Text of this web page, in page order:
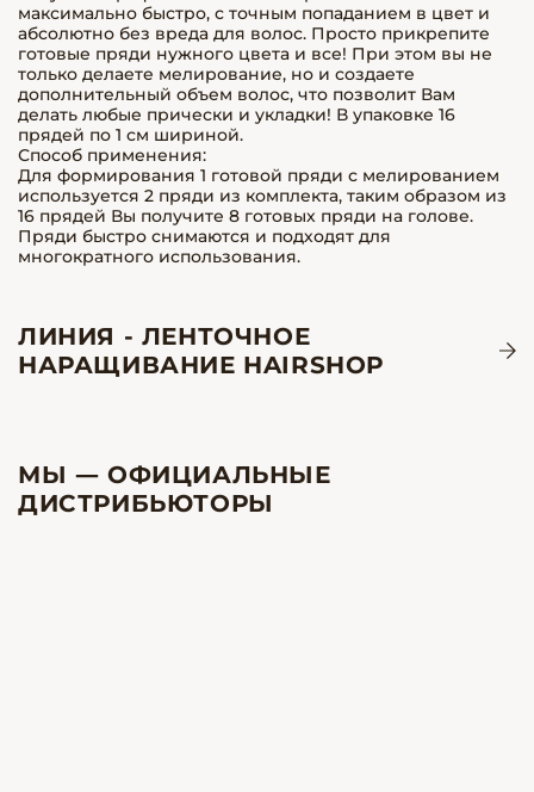
максимально быстро, с точным попаданием в цвет и
абсолютно без вреда для волос. Просто прикрепите
готовые пряди нужного цвета и все! При этом вы не
только делаете мелирование, но и создаете
дополнительный объем волос, что позволит Вам
делать любые прически и укладки! В упаковке 16
прядей по 1 см шириной.
Способ применения:
Для формирования 1 готовой пряди с мелированием
используется 2 пряди из комплекта, таким образом из
16 прядей Вы получите 8 готовых пряди на голове.
Пряди быстро снимаются и подходят для
многократного использования.
ЛИНИЯ - ЛЕНТОЧНОЕ
НАРАЩИВАНИЕ HAIRSHOP
МЫ — ОФИЦИАЛЬНЫЕ
ДИСТРИБЬЮТОРЫ